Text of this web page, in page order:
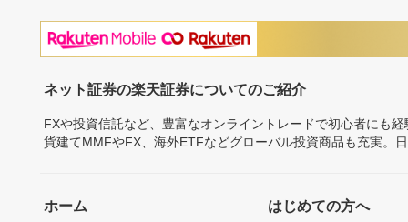
ネット証券の楽天証券についてのご紹介
FXや投資信託など、豊富なオンライントレードで初心者にも
貨建てMMFやFX、海外ETFなどグローバル投資商品も充実。
ホーム はじめての方へ